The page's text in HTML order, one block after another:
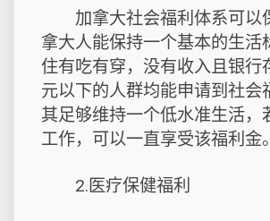
加拿大社会福利体系可以
拿大人能保持一个基本的生活
住有吃有穿，没有收入且银行
元以下的人群均能申请到社会
其足够维持一个低水准生活，
工作，可以一直享受该福利金
2.医疗保健福利